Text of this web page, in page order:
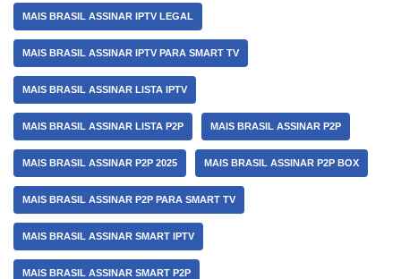
MAIS BRASIL ASSINAR IPTV LEGAL
MAIS BRASIL ASSINAR IPTV PARA SMART TV
MAIS BRASIL ASSINAR LISTA IPTV
MAIS BRASIL ASSINAR LISTA P2P MAIS BRASIL ASSINAR P2P
MAIS BRASIL ASSINAR P2P 2025 MAIS BRASIL ASSINAR P2P BOX
MAIS BRASIL ASSINAR P2P PARA SMART TV
MAIS BRASIL ASSINAR SMART IPTV
MAIS BRASIL ASSINAR SMART P2P